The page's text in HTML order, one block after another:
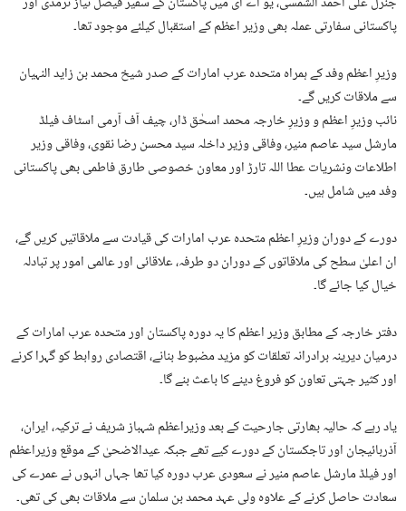
پاكستانی سفارتی عملہ بھی وزیر اعظم کے استقبال کیلئے موجود تھا۔
وزیرِ اعظم وفد کے ہمراہ متحدہ عرب امارات کے صدر شیخ محمد بن زاید النہیان
سے ملاقات کریں گے۔
نائب وزیرِ اعظم و وزیرِ خارجہ محمد اسحٰق ڈار، چیف آف آرمی اسٹاف فیلڈ
مارشل سید عاصم منیر، وفاقی وزیر داخلہ سید محسن رضا نقوی، وفاقی وزیر
اطلاعات ونشریات عطا اللہ تارڑ اور معاون خصوصی طارق فاطمی بھی پاکستانی
وفد میں شامل ہیں۔
دورے کے دوران وزیرِ اعظم متحدہ عرب امارات کی قیادت سے ملاقاتیں کریں گے،
ان اعلیٰ سطح کی ملاقاتوں کے دوران دو طرفہ، علاقائی اور عالمی امور پر تبادلہ
خیال کیا جائے گا۔
دفتر خارجہ کے مطابق وزیر اعظم کا یہ دورہ پاکستان اور متحدہ عرب امارات کے
درمیان دیرینہ برادرانہ تعلقات کو مزید مضبوط بنانے، اقتصادی روابط کو گہرا کرنے
اور کثیر جہتی تعاون کو فروغ دینے کا باعث بنے گا۔
یاد رہے کہ حالیہ بھارتی جارحیت کے بعد وزیراعظم شہباز شریف نے ترکیہ، ایران،
آذربائیجان اور تاجکستان کے دورے کیے تھے جبکہ عیدالاضحیٰ کے موقع وزیراعظم
اور فیلڈ مارشل عاصم منیر نے سعودی عرب دورہ کیا تھا جہاں انہوں نے عمرے کی
سعادت حاصل کرنے کے علاوہ ولی عہد محمد بن سلمان سے ملاقات بھی کی تھی۔